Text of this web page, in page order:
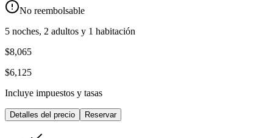
No reembolsable
5 noches, 2 adultos y 1 habitación
$8,065
$6,125
Incluye impuestos y tasas
Detalles del precio Reservar